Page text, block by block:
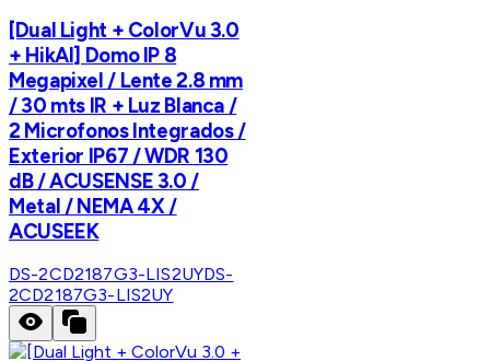
[Dual Light + ColorVu 3.0
+ HikAI] Domo IP 8
Megapixel / Lente 2.8 mm
/ 30 mts IR + Luz Blanca /
2 Microfonos Integrados /
Exterior IP67 / WDR 130
dB / ACUSENSE 3.0 /
Metal / NEMA 4X /
ACUSEEK
DS-2CD2187G3-LIS2UYDS-
2CD2187G3-LIS2UY